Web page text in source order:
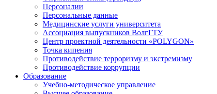
Персоналии
Персональные данные
Медицинские услуги университета
Ассоциация выпускников ВолгГТУ
Центр проектной деятельности «POLYGON»
Точка кипения
Противодействие терроризму и экстремизму
Противодействие коррупции
Образование
Учебно-методическое управление